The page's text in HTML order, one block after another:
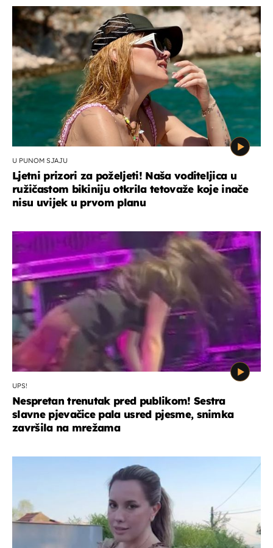
U PUNOM SJAJU
Ljetni prizori za poželjeti! Naša voditeljica u
ružičastom bikiniju otkrila tetovaže koje inače
nisu uvijek u prvom planu
UPS!
Nespretan trenutak pred publikom! Sestra
slavne pjevačice pala usred pjesme, snimka
završila na mrežama